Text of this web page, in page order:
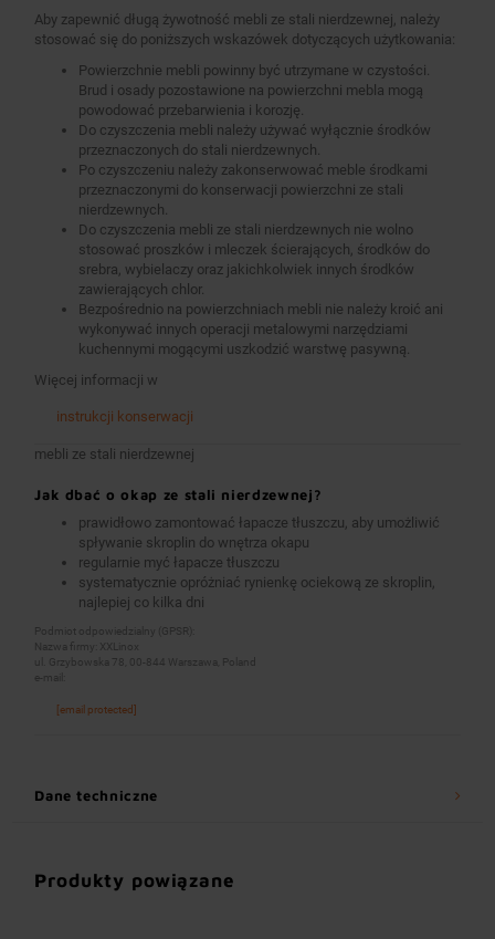
Aby zapewnić długą żywotność mebli ze stali nierdzewnej, należy
stosować się do poniższych wskazówek dotyczących użytkowania:
Powierzchnie mebli powinny być utrzymane w czystości.
Brud i osady pozostawione na powierzchni mebla mogą
powodować przebarwienia i korozję.
Do czyszczenia mebli należy używać wyłącznie środków
przeznaczonych do stali nierdzewnych.
Po czyszczeniu należy zakonserwować meble środkami
przeznaczonymi do konserwacji powierzchni ze stali
nierdzewnych.
Do czyszczenia mebli ze stali nierdzewnych nie wolno
stosować proszków i mleczek ścierających, środków do
srebra, wybielaczy oraz jakichkolwiek innych środków
zawierających chlor.
Bezpośrednio na powierzchniach mebli nie należy kroić ani
wykonywać innych operacji metalowymi narzędziami
kuchennymi mogącymi uszkodzić warstwę pasywną.
Więcej informacji w
instrukcji konserwacji
mebli ze stali nierdzewnej
Jak dbać o okap ze stali nierdzewnej?
prawidłowo zamontować łapacze tłuszczu, aby umożliwić
spływanie skroplin do wnętrza okapu
regularnie myć łapacze tłuszczu
systematycznie opróżniać rynienkę ociekową ze skroplin,
najlepiej co kilka dni
Podmiot odpowiedzialny (GPSR):
Nazwa firmy: XXLinox
ul. Grzybowska 78, 00-844 Warszawa, Poland
e-mail:
[email protected]
Dane techniczne
Produkty powiązane